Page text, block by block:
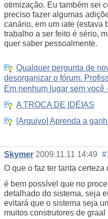
otimização. Eu também sei
preciso fazer algumas
canário, em um iate (estava
trabalho a ser feito é sério,
quer saber pessoalmente.
Qualquer pergunta de
desorganizar o fórum.
Em nenhum lugar sem você
A TROCA DE IDÉIAS
[Arquivo] Aprenda a
Skymer 2009.11.11 14:49
O que o faz ter tanta certeza
é bem possível que no
detalhado do sistema, seja
evitará que o sistema seja
muitos construtores de graal